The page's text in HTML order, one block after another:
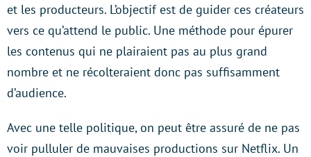
et les producteurs. L’objectif est de guider ces créateurs
vers ce qu’attend le public. Une méthode pour épurer
les contenus qui ne plairaient pas au plus grand
nombre et ne récolteraient donc pas suffisamment
d’audience.
Avec une telle politique, on peut être assuré de ne pas
voir pulluler de mauvaises productions sur Netflix. Un